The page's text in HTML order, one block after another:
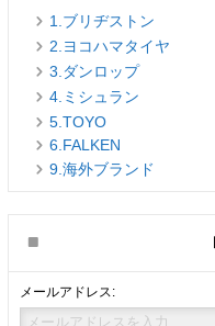
1.ブリヂストン
2.ヨコハマタイヤ
3.ダンロップ
4.ミシュラン
5.TOYO
6.FALKEN
9.海外ブランド
メールアドレス: